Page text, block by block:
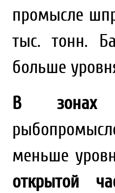
промысле
тыс. тонн.
больше
В зонах
меньше
открытой